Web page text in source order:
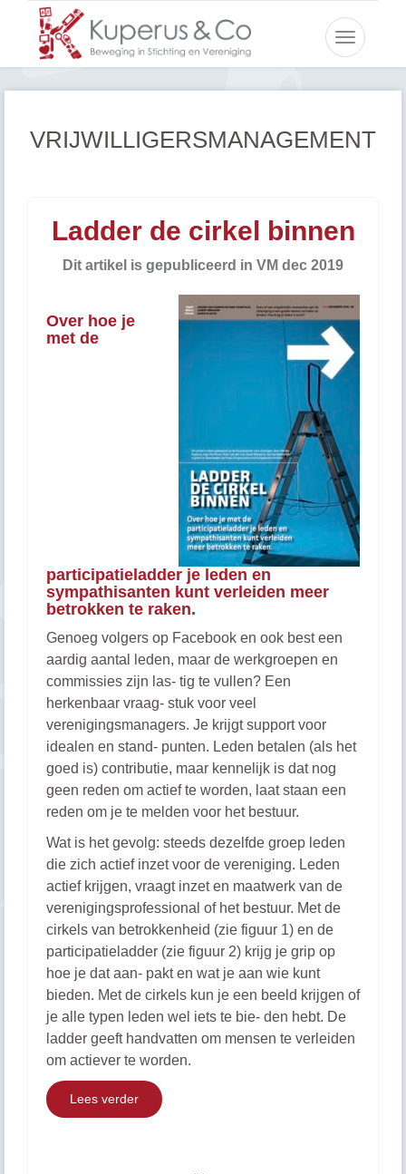
Toggle
VRIJWILLIGERSMANAGEMENT
Ladder de cirkel binnen
Dit artikel is gepubliceerd in VM dec 2019
Over hoe je
met de
participatieladder je leden en
sympathisanten kunt verleiden meer
betrokken te raken.
Genoeg volgers op Facebook en ook best een
aardig aantal leden, maar de werkgroepen en
commissies zijn las- tig te vullen? Een
herkenbaar vraag- stuk voor veel
verenigingsmanagers. Je krijgt support voor
idealen en stand- punten. Leden betalen (als het
goed is) contributie, maar kennelijk is dat nog
geen reden om actief te worden, laat staan een
reden om je te melden voor het bestuur.
Wat is het gevolg: steeds dezelfde groep leden
die zich actief inzet voor de vereniging. Leden
actief krijgen, vraagt inzet en maatwerk van de
verenigingsprofessional of het bestuur. Met de
cirkels van betrokkenheid (zie figuur 1) en de
participatieladder (zie figuur 2) krijg je grip op
hoe je dat aan- pakt en wat je aan wie kunt
bieden. Met de cirkels kun je een beeld krijgen of
je alle typen leden wel iets te bie- den hebt. De
ladder geeft handvatten om mensen te verleiden
om actiever te worden.
Lees verder